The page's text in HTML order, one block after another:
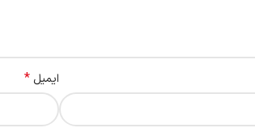
ایمیل *